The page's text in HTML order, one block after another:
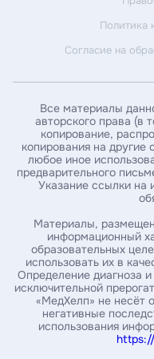
Политика
Согласие на
Все материалы
авторского права (в
копирование,
копирования на
любое иное
предварительного
Указание ссылки на
Материалы,
информационный
образовательных
использовать их в
Определение диагноза
исключительной
«МедХелп» не несёт
негативные
использования
Введите дату рождения*
Введите номер
За какой год / годы вы
Укажите почту, на
Введите ваш номер